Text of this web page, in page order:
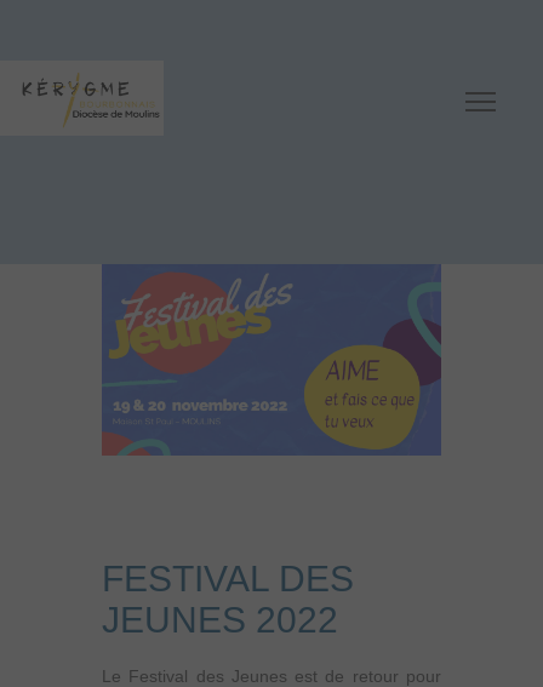
FESTIVAL DES
JEUNES 2022
Le Festival des Jeunes est de retour pour